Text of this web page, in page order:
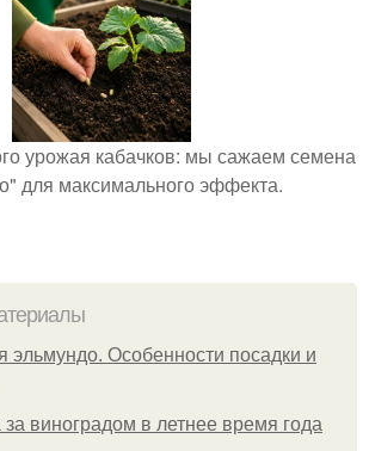
урожая кабачков: мы сажаем семена
для максимального эффекта.
эльмундо. Особенности посадки и
виноградом в летнее время года